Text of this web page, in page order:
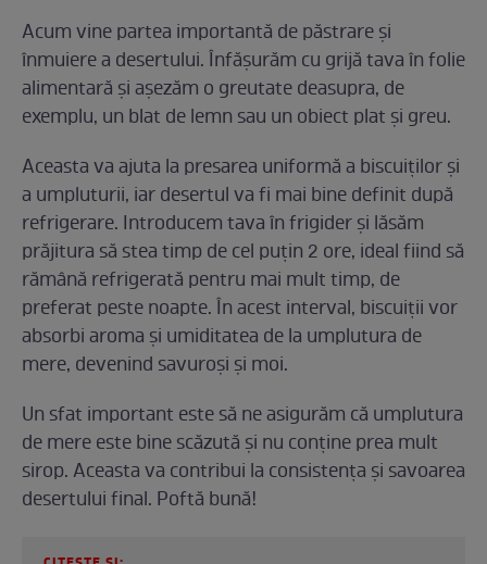
Acum vine partea importantă de păstrare și
înmuiere a desertului. Înfășurăm cu grijă tava în folie
alimentară și așezăm o greutate deasupra, de
exemplu, un blat de lemn sau un obiect plat și greu.
Aceasta va ajuta la presarea uniformă a biscuiților și
a umpluturii, iar desertul va fi mai bine definit după
refrigerare. Introducem tava în frigider și lăsăm
prăjitura să stea timp de cel puțin 2 ore, ideal fiind să
rămână refrigerată pentru mai mult timp, de
preferat peste noapte. În acest interval, biscuiții vor
absorbi aroma și umiditatea de la umplutura de
mere, devenind savuroși și moi.
Un sfat important este să ne asigurăm că umplutura
de mere este bine scăzută și nu conține prea mult
sirop. Aceasta va contribui la consistența și savoarea
desertului final. Poftă bună!